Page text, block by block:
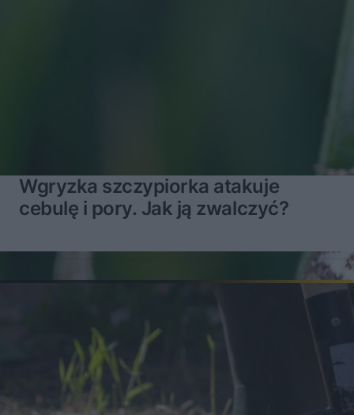
Wgryzka szczypiorka atakuje
cebulę i pory. Jak ją zwalczyć?